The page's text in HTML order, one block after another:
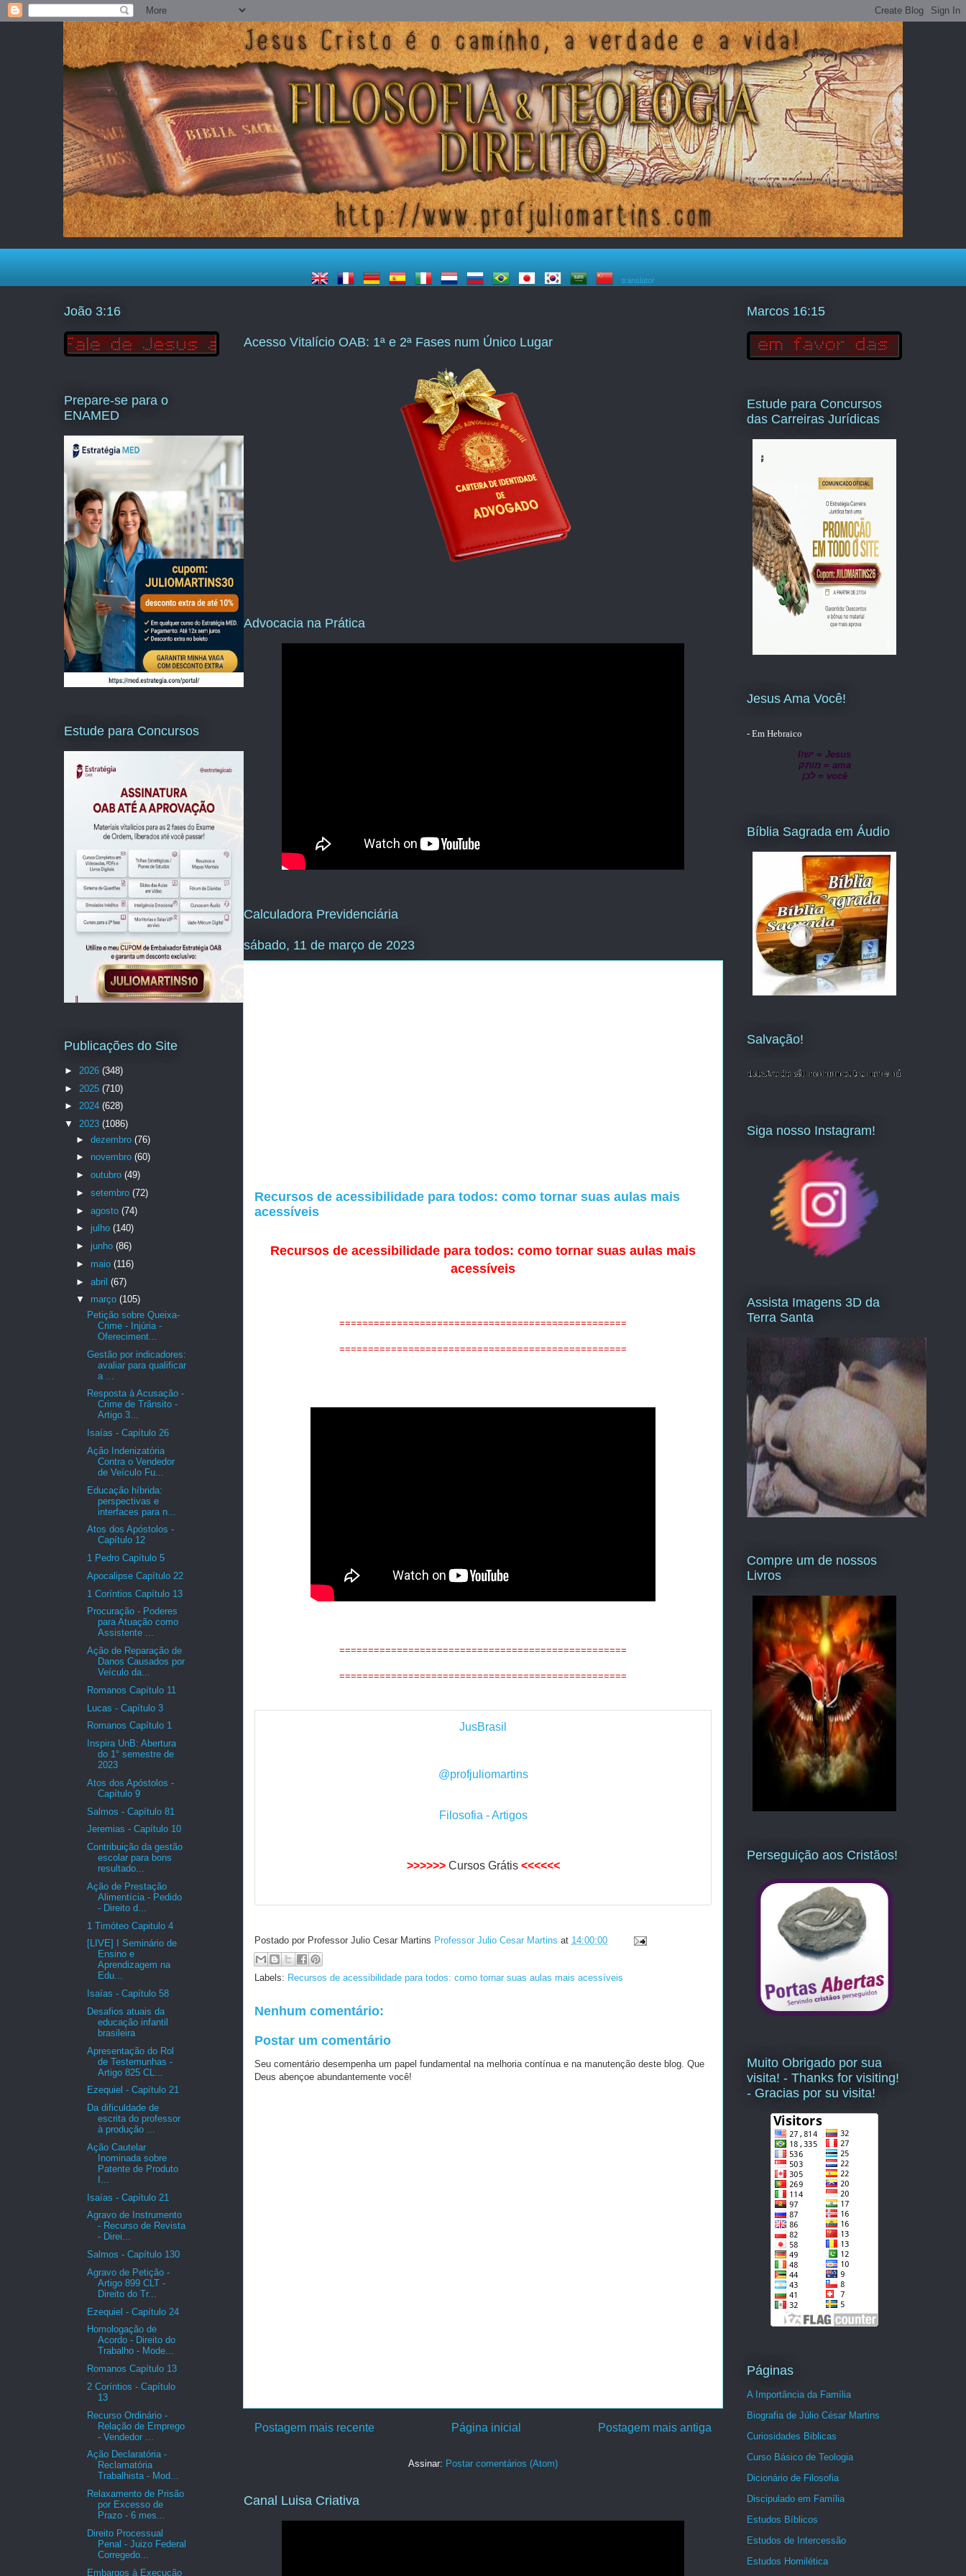
translator
Acesso Vitalício OAB: 1ª e 2ª Fases num Único Lugar
Advocacia na Prática
Calculadora Previdenciária
sábado, 11 de março de 2023
Recursos de acessibilidade para todos: como tornar suas aulas mais
acessíveis
Recursos de acessibilidade para todos: como tornar suas aulas mais
acessíveis
==================================================
==================================================
==================================================
==================================================
JusBrasil
@profjuliomartins
Filosofia - Artigos
>>>>>> Cursos Grátis <<<<<<
Postado por Professor Julio Cesar Martins Professor Julio Cesar Martins at 14:00:00
Labels: Recursos de acessibilidade para todos: como tornar suas aulas mais acessíveis
Nenhum comentário:
Postar um comentário
Seu comentário desempenha um papel fundamental na melhoria contínua e na manutenção deste blog. Que
Deus abençoe abundantemente você!
Postagem mais recente Postagem mais antiga
Página inicial
Assinar: Postar comentários (Atom)
Canal Luisa Criativa
João 3:16
Prepare-se para o
ENAMED
Estude para Concursos
Publicações do Site
► 2026 (348)
► 2025 (710)
► 2024 (628)
▼ 2023 (1086)
► dezembro (76)
► novembro (60)
► outubro (49)
► setembro (72)
► agosto (74)
► julho (140)
► junho (86)
► maio (116)
► abril (67)
▼ março (105)
Petição sobre Queixa-
Crime - Injúria -
Ofereciment...
Gestão por indicadores:
avaliar para qualificar
a ...
Resposta à Acusação -
Crime de Trânsito -
Artigo 3...
Isaías - Capítulo 26
Ação Indenizatória
Contra o Vendedor
de Veículo Fu...
Educação híbrida:
perspectivas e
interfaces para n...
Atos dos Apóstolos -
Capítulo 12
1 Pedro Capítulo 5
Apocalipse Capítulo 22
1 Coríntios Capítulo 13
Procuração - Poderes
para Atuação como
Assistente ...
Ação de Reparação de
Danos Causados por
Veículo da...
Romanos Capítulo 11
Lucas - Capítulo 3
Romanos Capítulo 1
Inspira UnB: Abertura
do 1° semestre de
2023
Atos dos Apóstolos -
Capítulo 9
Salmos - Capítulo 81
Jeremias - Capítulo 10
Contribuição da gestão
escolar para bons
resultado...
Ação de Prestação
Alimentícia - Pedido
- Direito d...
1 Timóteo Capitulo 4
[LIVE] I Seminário de
Ensino e
Aprendizagem na
Edu...
Isaías - Capítulo 58
Desafios atuais da
educação infantil
brasileira
Apresentação do Rol
de Testemunhas -
Artigo 825 CL...
Ezequiel - Capítulo 21
Da dificuldade de
escrita do professor
à produção ...
Ação Cautelar
Inominada sobre
Patente de Produto
Isaías - Capítulo 21
Agravo de Instrumento
- Recurso de Revista
- Direi...
Salmos - Capítulo 130
Agravo de Petição -
Artigo 899 CLT -
Direito do Tr...
Ezequiel - Capítulo 24
Homologação de
Acordo - Direito do
Trabalho - Mode...
Romanos Capítulo 13
2 Coríntios - Capítulo
13
Recurso Ordinário -
Relação de Emprego
- Vendedor ...
Ação Declaratória -
Reclamatória
Trabalhista - Mod...
Relaxamento de Prisão
por Excesso de
Prazo - 6 mes...
Direito Processual
Penal - Juizo Federal
Corregedo...
Embargos à Execução
Marcos 16:15
Estude para Concursos
das Carreiras Jurídicas
Jesus Ama Você!
- Em Hebraico
lישו = Jesus
מותק = ama
לכן = você
Bíblia Sagrada em Áudio
Salvação!
Siga nosso Instagram!
Assista Imagens 3D da
Terra Santa
Compre um de nossos
Livros
Perseguição aos Cristãos!
Muito Obrigado por sua
visita! - Thanks for visiting!
- Gracias por su visita!
Páginas
A Importância da Família
Biografia de Júlio César Martins
Curiosidades Biblicas
Curso Básico de Teologia
Dicionário de Filosofia
Discipulado em Família
Estudos Bíblicos
Estudos de Intercessão
Estudos Homilética